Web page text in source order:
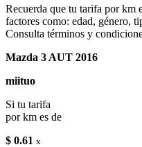
Recuerda que tu tarifa por km
factores como: edad, género,
Consulta términos y
Mazda 3 AUT 2016
miituo
Si tu tarifa
por km es de
$ 0.61 x